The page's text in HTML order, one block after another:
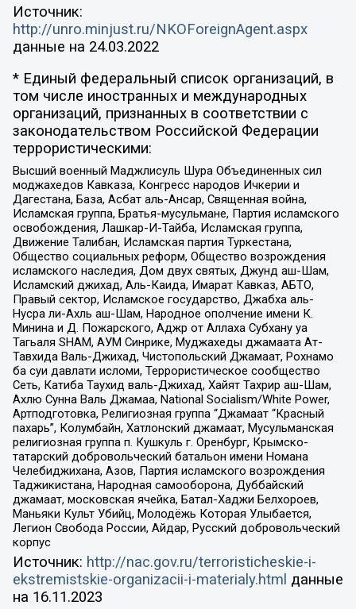
Источник:
http://unro.minjust.ru/NKOForeignAgent.aspx
данные на 24.03.2022
* Единый федеральный список организаций, в
том числе иностранных и международных
организаций, признанных в соответствии с
законодательством Российской Федерации
террористическими:
Высший военный Маджлисуль Шура Объединенных сил
моджахедов Кавказа, Конгресс народов Ичкерии и
Дагестана, База, Асбат аль-Ансар, Священная война,
Исламская группа, Братья-мусульмане, Партия исламского
освобождения, Лашкар-И-Тайба, Исламская группа,
Движение Талибан, Исламская партия Туркестана,
Общество социальных реформ, Общество возрождения
исламского наследия, Дом двух святых, Джунд аш-Шам,
Исламский джихад, Аль-Каида, Имарат Кавказ, АБТО,
Правый сектор, Исламское государство, Джабха аль-
Нусра ли-Ахль аш-Шам, Народное ополчение имени К.
Минина и Д. Пожарского, Аджр от Аллаха Субхану уа
Тагьаля SHAM, АУМ Синрике, Муджахеды джамаата Ат-
Тавхида Валь-Джихад, Чистопольский Джамаат, Рохнамо
ба суи давлати исломи, Террористическое сообщество
Сеть, Катиба Таухид валь-Джихад, Хайят Тахрир аш-Шам,
Ахлю Сунна Валь Джамаа, National Socialism/White Power,
Артподготовка, Религиозная группа “Джамаат “Красный
пахарь”, Колумбайн, Хатлонский джамаат, Мусульманская
религиозная группа п. Кушкуль г. Оренбург, Крымско-
татарский добровольческий батальон имени Номана
Челебиджихана, Азов, Партия исламского возрождения
Таджикистана, Народная самооборона, Дуббайский
джамаат, московская ячейка, Батал-Хаджи Белхороев,
Маньяки Культ Убийц, Молодёжь Которая Улыбается,
Легион Свобода России, Айдар, Русский добровольческий
корпус
Источник: http://nac.gov.ru/terroristicheskie-i-
ekstremistskie-organizacii-i-materialy.html данные
на 16.11.2023